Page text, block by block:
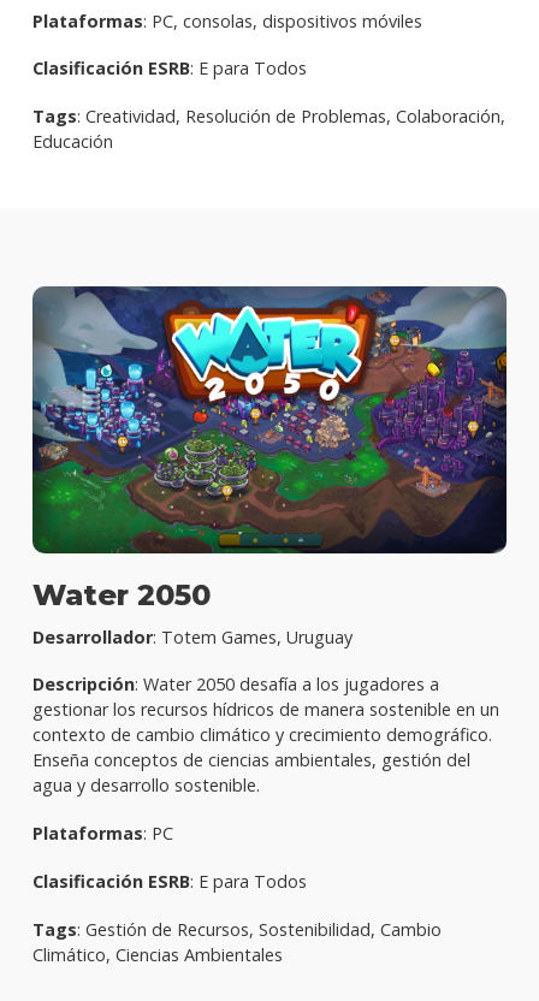
Plataformas: PC, consolas, dispositivos móviles
Clasificación ESRB: E para Todos
Tags: Creatividad, Resolución de Problemas, Colaboración,
Educación
Water 2050
Desarrollador: Totem Games, Uruguay
Descripción: Water 2050 desafía a los jugadores a
gestionar los recursos hídricos de manera sostenible en un
contexto de cambio climático y crecimiento demográfico.
Enseña conceptos de ciencias ambientales, gestión del
agua y desarrollo sostenible.
Plataformas: PC
Clasificación ESRB: E para Todos
Tags: Gestión de Recursos, Sostenibilidad, Cambio
Climático, Ciencias Ambientales